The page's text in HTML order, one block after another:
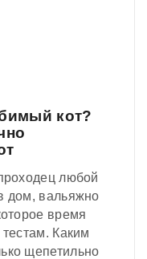
кот?
любой
дом, вальяжно
время
Каким
щепетильно